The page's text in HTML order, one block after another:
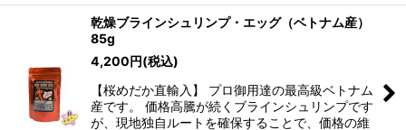
乾燥ブラインシュリンプ・エッグ（ベトナム産）
85g
4,200円(税込)
【桜めだか直輸入】 プロ御用達の最高級ベトナム
産です。 価格高騰が続くブラインシュリンプです
が、現地独自ルートを確保することで、価格の維